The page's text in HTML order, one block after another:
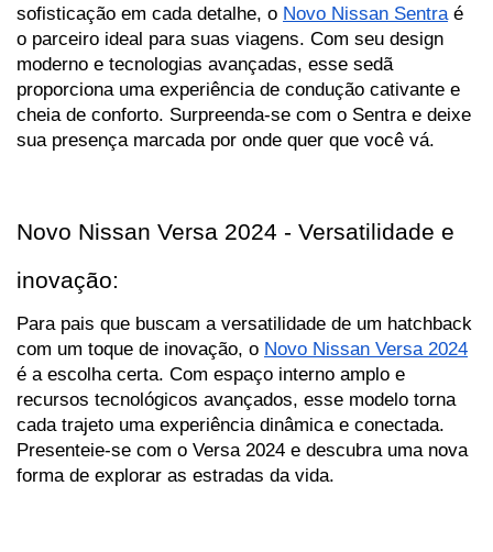
sofisticação em cada detalhe, o Novo Nissan Sentra é
o parceiro ideal para suas viagens. Com seu design
moderno e tecnologias avançadas, esse sedã
proporciona uma experiência de condução cativante e
cheia de conforto. Surpreenda-se com o Sentra e deixe
sua presença marcada por onde quer que você vá.
Novo Nissan Versa 2024 - Versatilidade e
inovação:
Para pais que buscam a versatilidade de um hatchback
com um toque de inovação, o Novo Nissan Versa 2024
é a escolha certa. Com espaço interno amplo e
recursos tecnológicos avançados, esse modelo torna
cada trajeto uma experiência dinâmica e conectada.
Presenteie-se com o Versa 2024 e descubra uma nova
forma de explorar as estradas da vida.